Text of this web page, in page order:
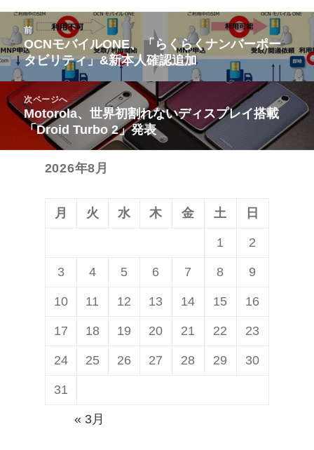
稿
ナ
ビ
ゲ
前
前
の
投
稿:
OCNモバイルONE、「らくらくナンバーポー
タビリティ」&新本人確認追加
次ページへ
次
の
投
Motorola、世界初割れないディスプレイ搭載
「Droid Turbo 2」発表
2026年8月
月 火 水 木 金 土 日
1 2
3 4 5 6 7 8 9
10 11 12 13 14 15 16
17 18 19 20 21 22 23
24 25 26 27 28 29 30
31
« 3月